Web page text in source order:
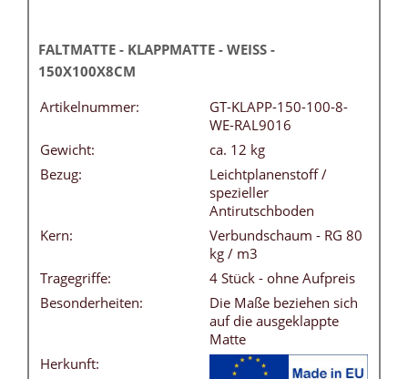
FALTMATTE - KLAPPMATTE - WEISS -
150X100X8CM
Artikelnummer:
GT-KLAPP-150-100-8-
WE-RAL9016
Gewicht:
ca. 12 kg
Bezug:
Leichtplanenstoff /
spezieller
Antirutschboden
Kern:
Verbundschaum - RG 80
kg / m3
Tragegriffe:
4 Stück - ohne Aufpreis
Besonderheiten:
Die Maße beziehen sich
auf die ausgeklappte
Matte
Herkunft: